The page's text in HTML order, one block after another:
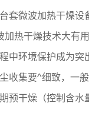
微波加热干燥设
加热干燥技术大有
环境保护成为突
收集要^细致，一
预干燥（控制含